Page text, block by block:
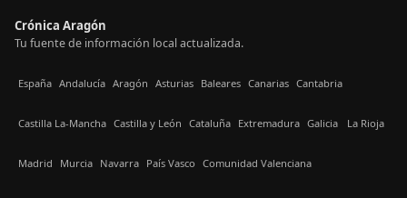
Crónica Aragón
Tu fuente de información local actualizada.
España Andalucía Aragón Asturias Baleares Canarias Cantabria
Castilla La-Mancha Castilla y León Cataluña Extremadura Galicia La Rioja
Madrid Murcia Navarra País Vasco Comunidad Valenciana